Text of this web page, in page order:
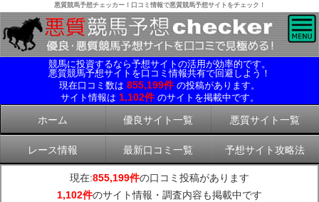
悪質競馬予想チェッカー！口コミ情報で悪質競馬予想サイトをチェック！
競馬に投資するなら予想サイトの活用が効率的です。
悪質競馬予想サイトを口コミ情報共有で回避しよう！
現在口コミ数は 855,199件 の投稿があります。
サイト情報は 1,102件 のサイトを掲載中です。
ホーム 優良サイト一覧 悪質サイト一覧
レース情報 最新口コミ一覧 予想サイト攻略法
現在:855,199件の口コミ投稿があります
1,102件のサイト情報・調査内容も掲載中です